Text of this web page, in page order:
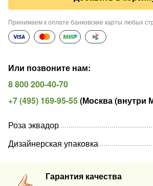
Принимаем к оплате банковские карты любых
Или позвоните нам:
8 800 200-40-70
+7 (495) 169-95-55(Москва (внутри
Гарантия качества
Роза эквадор
Дизайнерская упаковка